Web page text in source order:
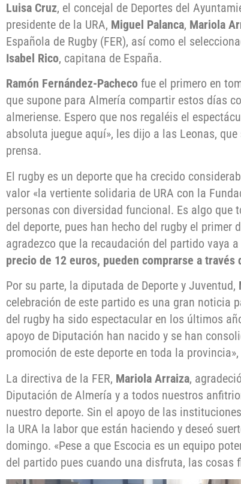
Luisa Cruz, el concejal de Deportes del
presidente de la URA, Miguel Palanca, Mariola
Española de Rugby (FER), así como el
Isabel Rico, capitana de España.
Ramón Fernández-Pacheco fue el primero en
que supone para Almería compartir estos días
almeriense. Espero que nos regaléis el
absoluta juegue aquí», les dijo a las Leonas,
prensa.
El rugby es un deporte que ha crecido
valor «la vertiente solidaria de URA con la
personas con diversidad funcional. Es algo que
del deporte, pues han hecho del rugby el primer
agradezco que la recaudación del partido vaya
precio de 12 euros, pueden comprarse a través
Por su parte, la diputada de Deporte y Juventud,
celebración de este partido es una gran noticia
del rugby ha sido espectacular en los últimos
apoyo de Diputación han nacido y se han
promoción de este deporte en toda la
La directiva de la FER, Mariola Arraiza,
Diputación de Almería y a todos nuestros
nuestro deporte. Sin el apoyo de las
la URA la labor que están haciendo y deseó
domingo. «Pese a que Escocia es un equipo
del partido pues cuando una disfruta, las cosas